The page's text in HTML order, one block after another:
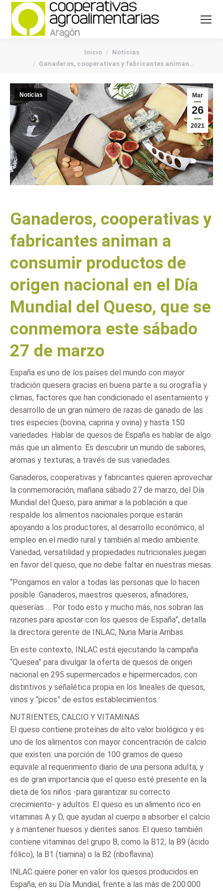
Inicio
Noticias
Ganaderos, cooperativas y fabricantes animan…
Mar
26
2021
Noticias
Ganaderos, cooperativas y
fabricantes animan a
consumir productos de
origen nacional en el Día
Mundial del Queso, que se
conmemora este sábado
27 de marzo
España es uno de los países del mundo con mayor
tradición quesera gracias en buena parte a su orografía y
climas, factores que han condicionado el asentamiento y
desarrollo de un gran número de razas de ganado de las
tres especies (bovina, caprina y ovina) y hasta 150
variedades. Hablar de quesos de España es hablar de algo
más que un alimento. Es descubrir un mundo de sabores,
aromas y texturas, a través de sus variedades.
Ganaderos, cooperativas y fabricantes quieren aprovechar
la conmemoración, mañana sábado 27 de marzo, del Día
Mundial del Queso, para animar a la población a que
respalde los alimentos nacionales porque estarán
apoyando a los productores, al desarrollo económico, al
empleo en el medio rural y también al medio ambiente.
Variedad, versatilidad y propiedades nutricionales juegan
en favor del queso, que no debe faltar en nuestras mesas.
“Pongamos en valor a todas las personas que lo hacen
posible. Ganaderos, maestros queseros, afinadores,
queserías … Por todo esto y mucho más, nos sobran las
razones para apostar con los quesos de España”, detalla
la directora gerente de INLAC, Nuria María Arribas.
En este contexto, INLAC está ejecutando la campaña
“Quesea” para divulgar la oferta de quesos de origen
nacional en 295 supermercados e hipermercados, con
distintivos y señalética propia en los lineales de quesos,
vinos y “picos” de estos establecimientos.
NUTRIENTES, CALCIO Y VITAMINAS
El queso contiene proteínas de alto valor biológico y es
uno de los alimentos con mayor concentración de calcio
que existen: una porción de 100 gramos de queso
equivale al requerimiento diario de una persona adulta; y
es de gran importancia que el queso esté presente en la
dieta de los niños -para garantizar su correcto
crecimiento- y adultos. El queso es un alimento rico en
vitaminas A y D, que ayudan al cuerpo a absorber el calcio
y a mantener huesos y dientes sanos. El queso también
contiene vitaminas del grupo B, como la B12, la B9 (ácido
fólico), la B1 (tiamina) o la B2 (riboflavina).
INLAC quiere poner en valor los quesos producidos en
España, en su Día Mundial, frente a las más de 200.000